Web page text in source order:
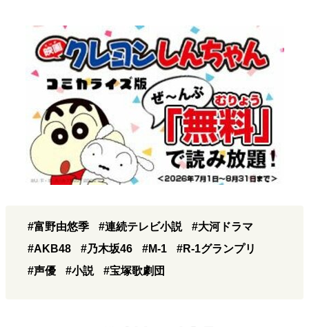
#富野由悠季 #連続テレビ小説
#大河ドラマ
#AKB48
#乃木坂46 #M-1
#R-1グランプリ
#声優
#小説 #宝塚歌劇団